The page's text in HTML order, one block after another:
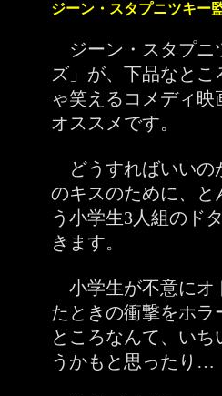
ジーン・スタプニツキー
ジーン・スタプニ
ズ」が、下品なと
ゃ笑えるコメディ
オススメです。
どうすればいいの
のキスのために、と
う小学生3人組のド
きます。‬
小学生が不意にオ
たときの衝撃をホ
ところなんて、い
うかもと思ったり…‬